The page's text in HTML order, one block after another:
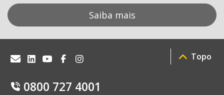
Saiba mais
0800 727 4001
Topo